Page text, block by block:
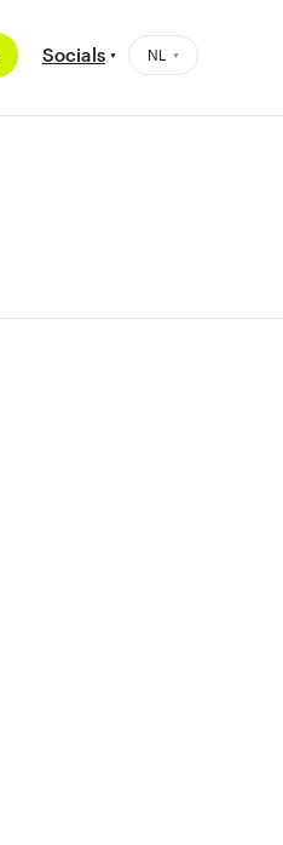
Socials